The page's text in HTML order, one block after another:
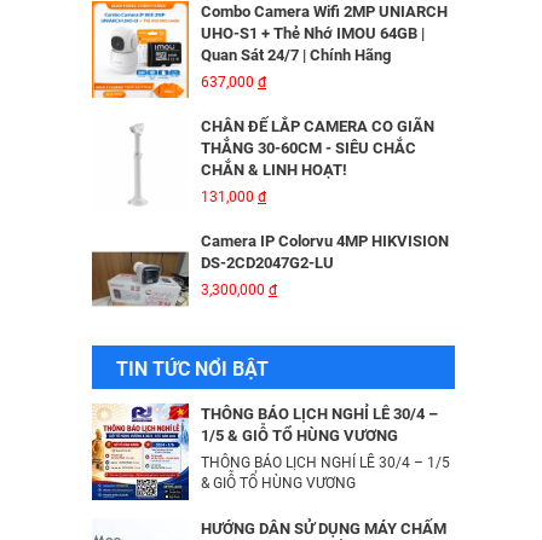
MÁY IN KIM EPSON LQ310 - 01 Y
6,335,000
Bộ Lưu Điện Santak C10KS‑LCD
53,678,000
Bộ lưu điện UPS Online SANTAK
33,501,000đ
Camera IP Wifi 2MP UNIARCH T1L-
2WT Kèm Thẻ Nhớ IMOU 64GB |
Xem Từ Xa | Dễ Lắp Đặt
425,000 đ
Camera IP Wifi 2MP UNIARCH UHO-
Combo Camera Wifi 2MP UNIARCH
UHO-S1 + Thẻ Nhớ IMOU 64GB |
Quan Sát 24/7 | Chính Hãng
637,000 đ
CHÂN ĐẾ LẮP CAMERA CO GIÃN
THẲNG 30-60CM - SIÊU CHẮC
CHẮN & LINH HOẠT!
131,000 đ
Camera IP Colorvu 4MP HIKVISION
DS-2CD2047G2-LU
3,300,000 đ
Camera IP 4MP HIKVISION DS-
2CD2043G2-IU
2,376,000 đ
Camera IP Dome 4.0 Megapixel
HIKVISION DS-2CD2346G2-ISU/SL​
3,256,000 đ
TIN TỨC NỔI BẬT
THÔNG BÁO LỊCH NGHỈ LỄ 30/4 –
1/5 & GIỖ TỔ HÙNG VƯƠNG
THÔNG BÁO LỊCH NGHỈ LỄ 30/4 – 1/5
& GIỖ TỔ HÙNG VƯƠNG
HƯỚNG DẪN SỬ DỤNG MÁY CHẤM